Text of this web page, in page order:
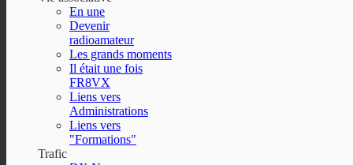
En une
Devenir
radioamateur
Les grands moments
Il était une fois
FR8VX
Liens vers
Administrations
Liens vers
"Formations"
Trafic